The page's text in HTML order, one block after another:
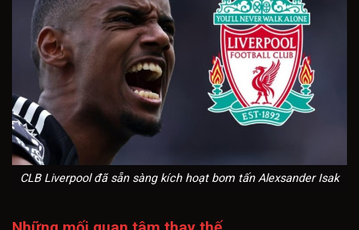
CLB Liverpool đã sẵn sàng kích hoạt bom tấn Alexsander Isak